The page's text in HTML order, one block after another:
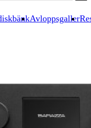
Avloppsgaller